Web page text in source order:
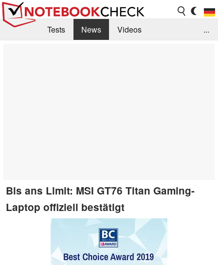
Tests News
Videos
...
Bis ans Limit: MSI GT76 Titan Gaming-
Laptop offiziell bestätigt